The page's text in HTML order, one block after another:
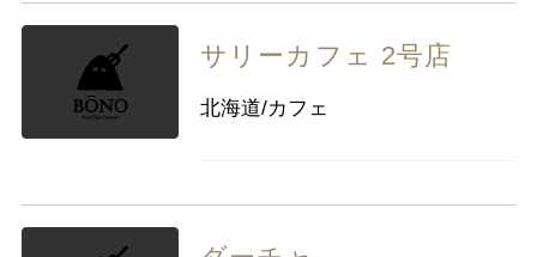
サリーカフェ 2号店
北海道/カフェ